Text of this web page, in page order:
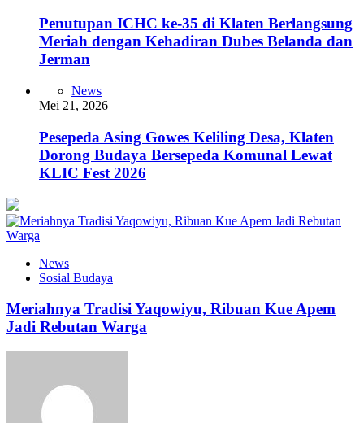
Penutupan ICHC ke-35 di Klaten Berlangsung
Meriah dengan Kehadiran Dubes Belanda dan
Jerman
News
Mei 21, 2026
Pesepeda Asing Gowes Keliling Desa, Klaten
Dorong Budaya Bersepeda Komunal Lewat
KLIC Fest 2026
News
Sosial Budaya
Meriahnya Tradisi Yaqowiyu, Ribuan Kue Apem
Jadi Rebutan Warga